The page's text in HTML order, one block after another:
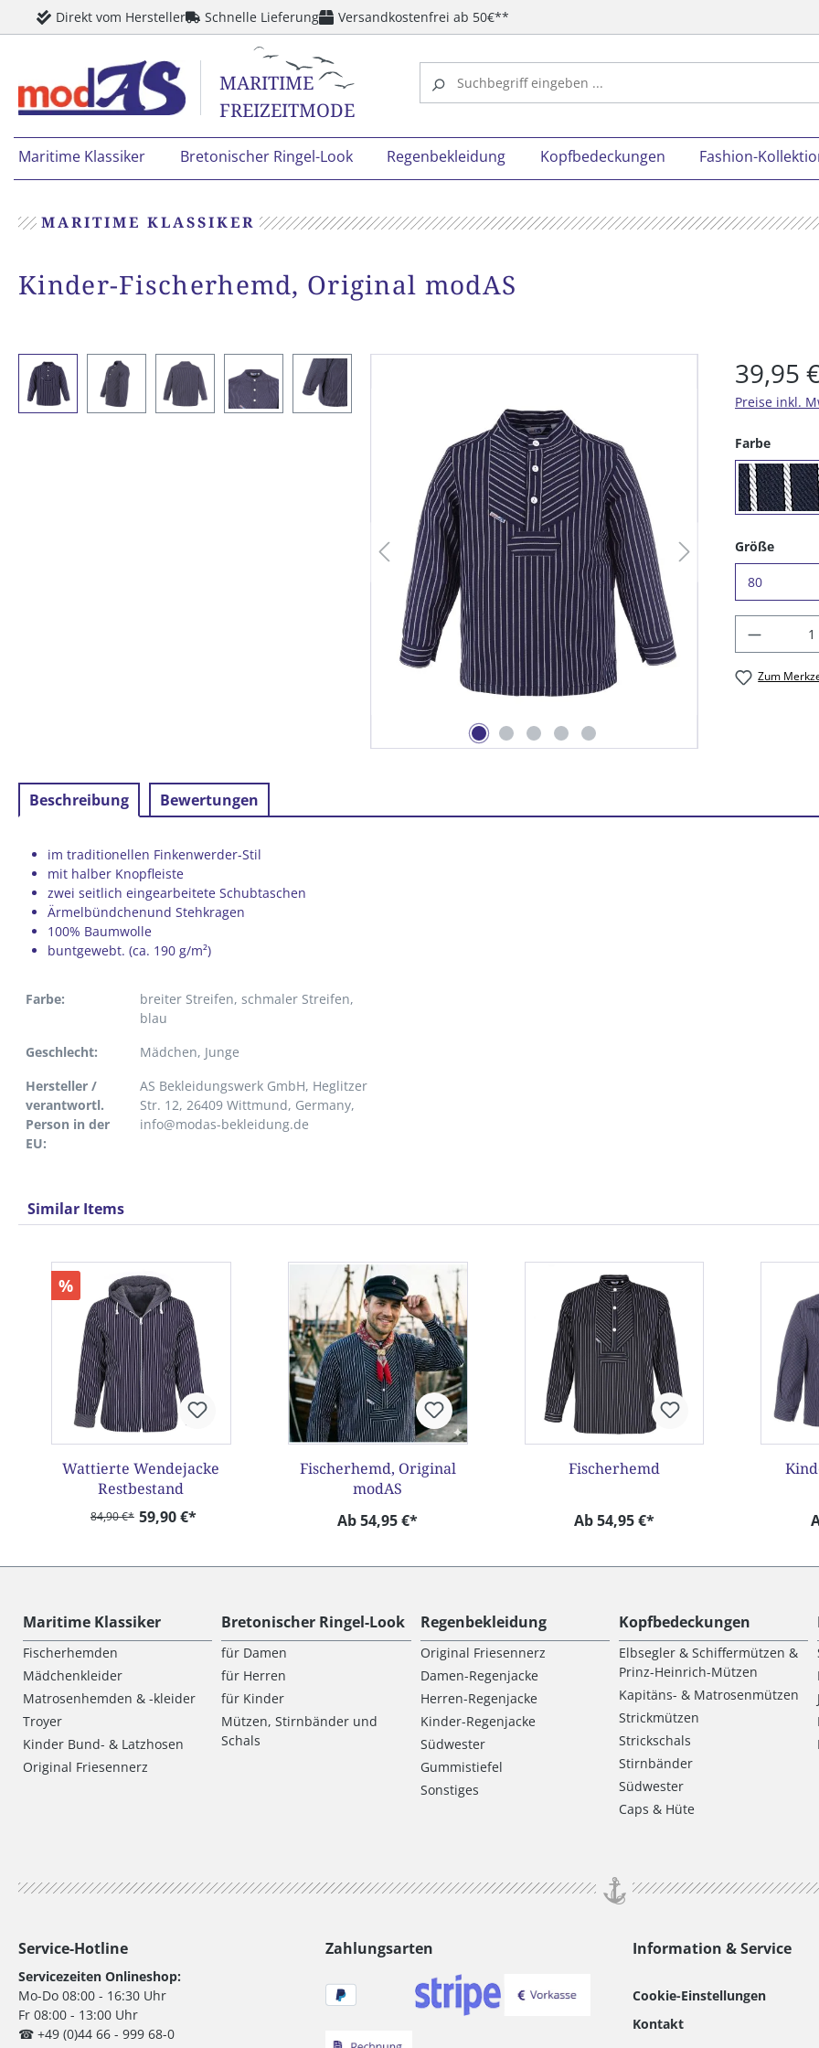
Zur Hauptnavigation springen
Direkt vom Hersteller Schnelle Lieferung Versandkostenfrei ab 50€**
MARITIME
FREIZEITMODE
Maritime Klassiker Bretonischer Ringel-Look Regenbekleidung Kopfbedeckungen Fashion-
MARITIME KLASSIKER
Kinder-Fischerhemd, Original modAS
Bildergalerie überspringen 39,95
Preise inkl.
Farbe
(10)
Größe
Zum
Beschreibung Bewertungen
im traditionellen Finkenwerder-Stil
mit halber Knopfleiste
zwei seitlich eingearbeitete Schubtaschen
Ärmelbündchenund Stehkragen
100% Baumwolle
buntgewebt. (ca. 190 g/m²)
Farbe: breiter Streifen, schmaler Streifen,
blau
Geschlecht:
Mädchen, Junge
Hersteller /
verantwortl.
Person in der
EU:
AS Bekleidungswerk GmbH, Heglitzer
Str. 12, 26409 Wittmund, Germany,
info@modas-bekleidung.de
Similar Items
%
Wattierte Wendejacke
Restbestand
84,90 €* 59,90 €*
Fischerhemd, Original
modAS
Ab 54,95 €*
Fischerhemd
Ab 54,95 €*
Maritime Klassiker
Fischerhemden
Mädchenkleider
Matrosenhemden & -kleider
Troyer
Kinder Bund- & Latzhosen
Original Friesennerz
Bretonischer Ringel-Look
für Damen
für Herren
für Kinder
Mützen, Stirnbänder und
Schals
Regenbekleidung
Original Friesennerz
Damen-Regenjacke
Herren-Regenjacke
Kinder-Regenjacke
Südwester
Gummistiefel
Sonstiges
Kopfbedeckungen
Elbsegler & Schiffermützen &
Prinz-Heinrich-Mützen
Kapitäns- & Matrosenmützen
Strickmützen
Strickschals
Stirnbänder
Südwester
Caps & Hüte
Service-Hotline
Servicezeiten Onlineshop:
Mo-Do 08:00 - 16:30 Uhr
Fr 08:00 - 13:00 Uhr
☎ +49 (0)44 66 - 999 68-0
Zahlungsarten Information & Service
Cookie-Einstellungen
Kontakt